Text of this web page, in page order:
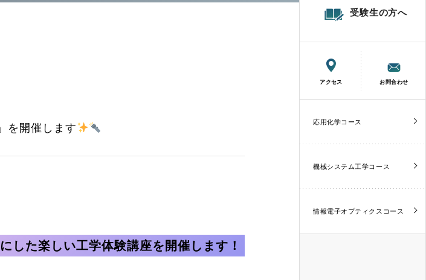
を開催します
した楽しい工学体験講座を開催します！
受験生の方へ
アクセス お問合わせ
応用化学コース
機械システム工学コース
情報電子オプティクスコース